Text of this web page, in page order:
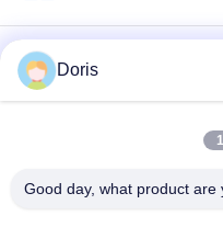
Vanne cryogénique
cryogénique
Doris
Good day, what product are